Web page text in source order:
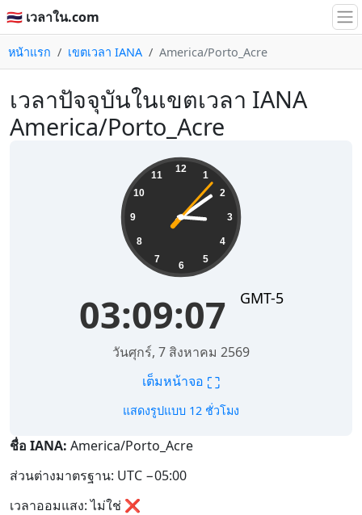
🇹🇭 เวลาใน.com
หน้าแรก เขตเวลา IANA America/Porto_Acre
เวลาปัจจุบันในเขตเวลา IANA
America/Porto_Acre
12
1
2
3
4
5
6
7
8
9
10
11
03:09:07 GMT-5
วันศุกร์, 7 สิงหาคม 2569
เต็มหน้าจอ ⛶
แสดงรูปแบบ 12 ชั่วโมง
ชื่อ IANA: America/Porto_Acre
ส่วนต่างมาตรฐาน: UTC −05:00
เวลาออมแสง: ไม่ใช่ ❌